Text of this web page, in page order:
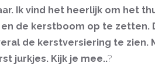
Ik vind het heerlijk om het
de kerstboom op te zetten.
de kerstversiering te zien.
jurkjes. Kijk je mee..?